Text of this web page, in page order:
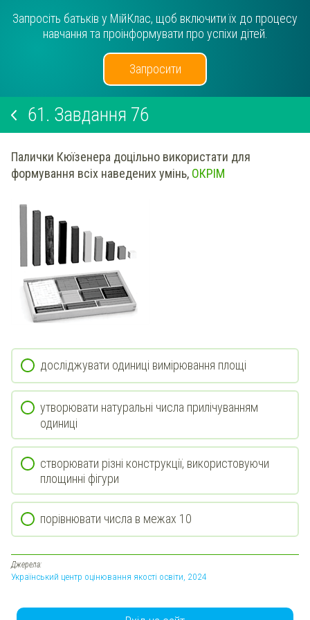
Запросіть батьків у МійКлас, щоб включити їх до процесу
навчання та проінформувати про успіхи дітей.
Запросити
61. Завдання 76
Палички Кюїзенера доцільно використати для
формування всіх наведених умінь, ОКРІМ
досліджувати одиниці вимірювання площі
утворювати натуральні числа прилічуванням
одиниці
створювати різні конструкції, використовуючи
площинні фігури
порівнювати числа в межах 10
Джерела:
Український центр оцінювання якості освіти, 2024